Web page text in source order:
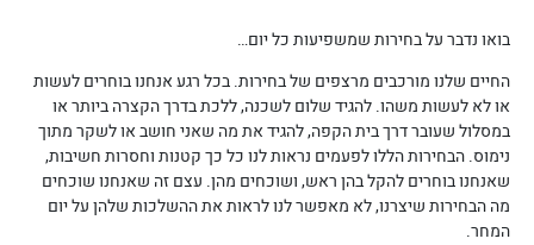
בואו נדבר על בחירות שמשפיעות כל יום…
החיים שלנו מורכבים מרצפים של בחירות. בכל רגע אנחנו בוחרים לעשות
או לא לעשות משהו. להגיד שלום לשכנה, ללכת בדרך הקצרה ביותר או
במסלול שעובר דרך בית הקפה, להגיד את מה שאני חושב או לשקר מתוך
נימוס. הבחירות הללו לפעמים נראות לנו כל כך קטנות וחסרות חשיבות,
שאנחנו בוחרים להקל בהן ראש, ושוכחים מהן. עצם זה שאנחנו שוכחים
מה הבחירות שיצרנו, לא מאפשר לנו לראות את ההשלכות שלהן על יום
המחר.